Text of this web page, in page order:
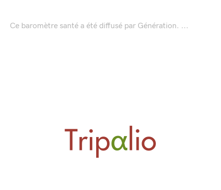
Ce baromètre santé a été diffusé par Génération. ...